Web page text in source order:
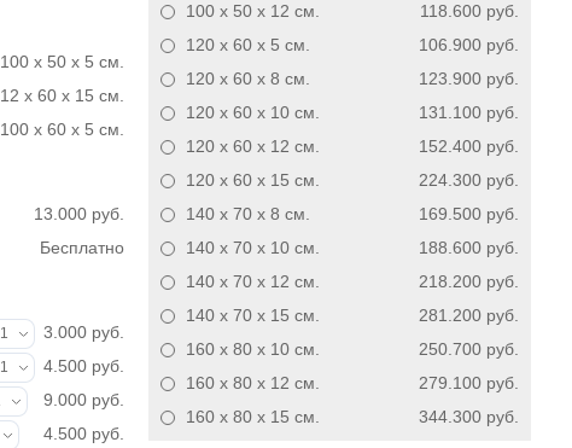
100 x 50 x 5 см.
12 x 60 x 15 см.
100 x 60 x 5 см.
13.000 руб.
Бесплатно
1
3.000 руб.
1
4.500 руб.
9.000 руб.
4.500 руб.
118.600 руб.
100 x 50 x 12 см.
106.900 руб.
120 x 60 x 5 см.
123.900 руб.
120 x 60 x 8 см.
131.100 руб.
120 x 60 x 10см.
152.400 руб.
120 x 60 x 12 см.
224.300 руб.
120 x 60 x 15 см.
169.500 руб.
140 x 70 x 8 см.
188.600 руб.
140 x 70 x 10см.
218.200 руб.
140 x 70 x 12 см.
281.200 руб.
140 x 70 x 15 см.
250.700 руб.
160 x 80 x 10см.
279.100 руб.
160 x 80 x 12 см.
344.300 руб.
160 x 80 x 15 см.